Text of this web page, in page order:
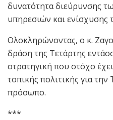
δυνατότητα διεύρυνσης
υπηρεσιών και ενίσχυσης
Ολοκληρώνοντας, ο κ.
δράση της Τετάρτης
στρατηγική που στόχο
τοπικής πολιτικής για
πρόσωπο.
***